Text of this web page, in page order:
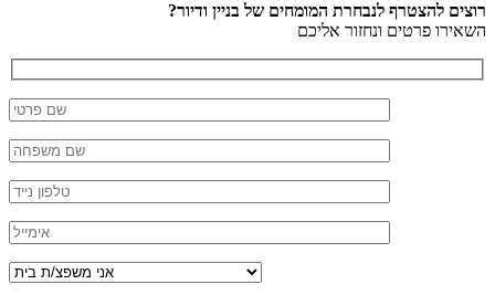
רוצים להצטרף לנבחרת המומחים של בניין ודיור?
השאירו פרטים ונחזור אליכם